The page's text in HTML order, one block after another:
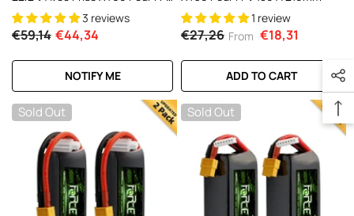
Racing
3 reviews
€59,14 €44,34
NOTIFY ME
1 review
€27,26 From €18,31
ADD TO CART
Sold Out Sold Out